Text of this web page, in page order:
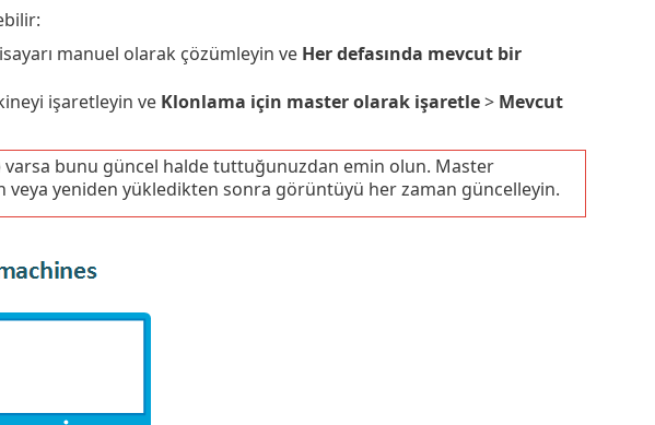
manuel olarak çözümleyin ve Her defasında mevcut bir
işaretleyin ve Klonlama için master olarak işaretle> Mevcut
varsa bunu güncel halde tuttuğunuzdan emin olun. Master
veya yeniden yükledikten sonra görüntüyü her zaman güncelleyin.